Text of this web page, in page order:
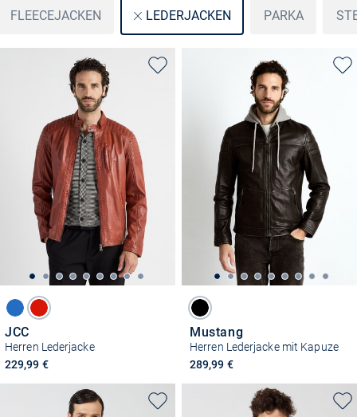
FLEECEJACKEN LEDERJACKEN PARKA
JCC
Herren Lederjacke
229,99 €
Mustang
Herren Lederjacke mit Kapuze
289,99 €